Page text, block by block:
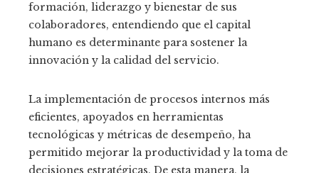
formación, liderazgo y bienestar de sus
colaboradores, entendiendo que el capital
humano es determinante para sostener la
innovación y la calidad del servicio.
La implementación de procesos internos más
eficientes, apoyados en herramientas
tecnológicas y métricas de desempeño, ha
permitido mejorar la productividad y la toma de